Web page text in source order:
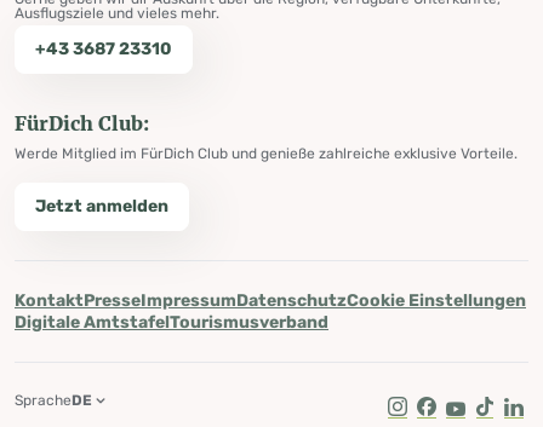
Ausflugsziele und vieles mehr.
+43 3687 23310
FürDich Club:
Werde Mitglied im FürDich Club und genieße zahlreiche exklusive Vorteile.
Jetzt anmelden
KontaktPresseImpressumDatenschutzCookie Einstellungen
Digitale AmtstafelTourismusverband
Instagram
Facebook
Youtube
Tik Tok
SpracheDE